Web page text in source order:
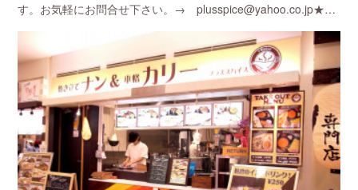
す。お気軽にお問合せ下さい。→ plusspice@yahoo.co.jp★…